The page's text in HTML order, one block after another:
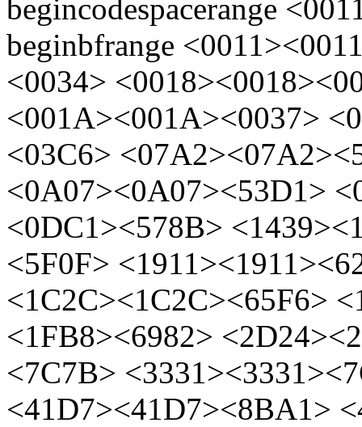
begincodespacerange
beginbfrange
<0034>
<001A><001A><0037>
<03C6>
<0A07><0A07><53D1>
<0DC1><578B>
<5F0F>
<1C2C><1C2C><65F6>
<1FB8><6982>
<7C7B>
<41D7><41D7><8BA1>